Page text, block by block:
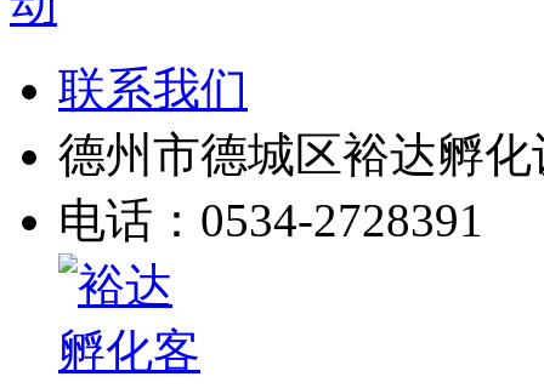
联系我们
德州市德城区裕达孵
电话：0534-2728391